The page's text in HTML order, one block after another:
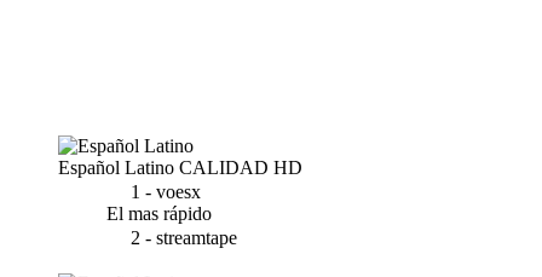
Español Latino CALIDAD HD
1 - voesx
El mas rápido
2 - streamtape